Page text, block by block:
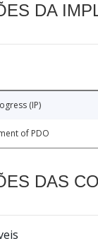
DA
(IP)
of PDO
DAS